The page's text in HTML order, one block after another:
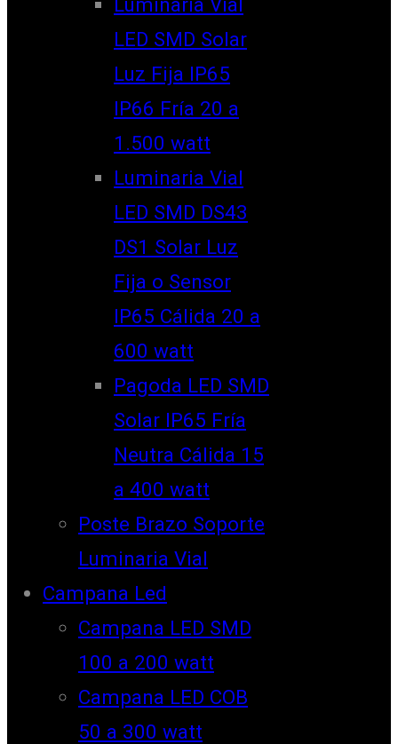
LED SMD Solar
Luz Fija IP65
IP66 Fría 20 a
1.500 watt
Luminaria Vial
LED SMD DS43
DS1 Solar Luz
Fija o Sensor
IP65 Cálida 20 a
600 watt
Pagoda LED SMD
Solar IP65 Fría
Neutra Cálida 15
a 400 watt
Poste Brazo Soporte
Luminaria Vial
Campana Led
Campana LED SMD
100 a 200 watt
Campana LED COB
50 a 300 watt